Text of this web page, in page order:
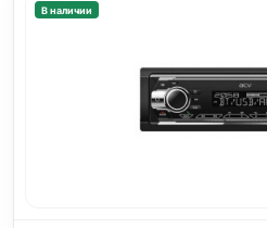
В наличии